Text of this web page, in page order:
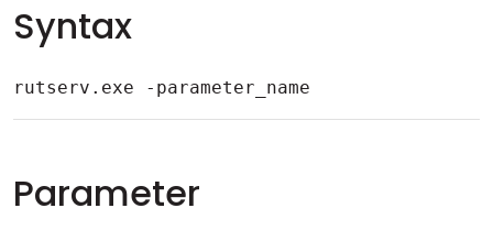
Syntax
rutserv.exe -parameter_name
Parameter